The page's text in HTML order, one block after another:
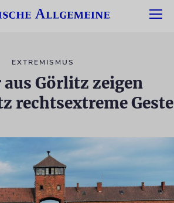
EXTREMISMUS
aus Görlitz zeigen
rechtsextreme Geste